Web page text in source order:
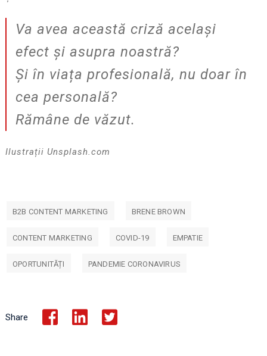
Va avea această criză același
efect și asupra noastră?
Și în viața profesională, nu doar în
cea personală?
Rămâne de văzut.
Ilustrații Unsplash.com
B2B CONTENT MARKETING BRENE BROWN
CONTENT MARKETING COVID-19 EMPATIE
OPORTUNITĂȚI PANDEMIE CORONAVIRUS
Share